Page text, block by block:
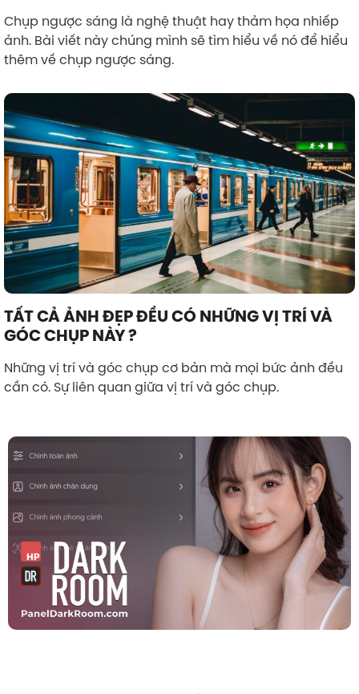
Chụp ngược sáng là nghệ thuật hay thảm họa nhiếp
ảnh. Bài viết này chúng mình sẽ tìm hiểu về nó để hiểu
thêm về chụp ngược sáng.
TẤT CẢ ẢNH ĐẸP ĐỀU CÓ NHỮNG VỊ TRÍ VÀ
GÓC CHỤP NÀY ?
Những vị trí và góc chụp cơ bản mà mọi bức ảnh đều
cần có. Sự liên quan giữa vị trí và góc chụp.